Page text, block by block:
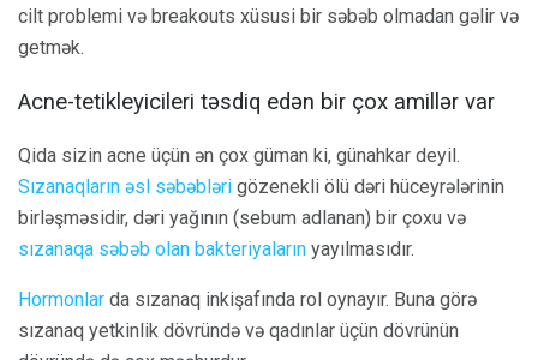
cilt problemi və breakouts xüsusi bir səbəb olmadan gəlir və
getmək.
Acne-tetikleyicileri təsdiq edən bir çox amillər var
Qida sizin acne üçün ən çox güman ki, günahkar deyil.
Sızanaqların əsl səbəbləri gözenekli ölü dəri hüceyrələrinin
birləşməsidir, dəri yağının (sebum adlanan) bir çoxu və
sızanaqa səbəb olan bakteriyaların yayılmasıdır.
Hormonlar da sızanaq inkişafında rol oynayır. Buna görə
sızanaq yetkinlik dövründə və qadınlar üçün dövrünün